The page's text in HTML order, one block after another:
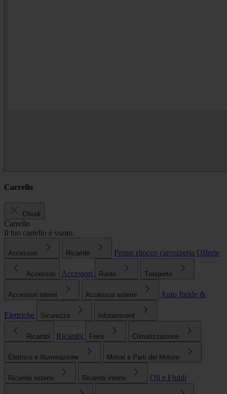
Carrello
Chiudi
Carrello
Il tuo carrello è vuoto.
Accessori Ricambi Penne ritocco carrozzeria Offerte
Accessori Accessori Ruote Trasporto
Accessori interni Accessori esterni Auto Ibride &
Elettriche Sicurezza Infotainment
Ricambi Ricambi Freni Climatizzazione
Elettrico e Illuminazione Motori e Parti del Motore
Ricambi esterni Ricambi interni Oli e Fluidi